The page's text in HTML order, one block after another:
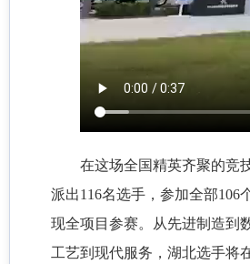
在这场全国精英齐聚的竞
派出116名选手，参加全部106
现全项目参赛。从先进制造到
工艺到现代服务，湖北选手将